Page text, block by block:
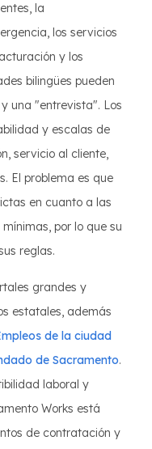
la
los servicios
y los
bilingües pueden
una "entrevista". Los
y escalas de
servicio al cliente,
El problema es que
en cuanto a las
por lo que su
reglas.
grandes y
estatales, además
de la ciudad
de Sacramento.
laboral y
Works está
de contratación y